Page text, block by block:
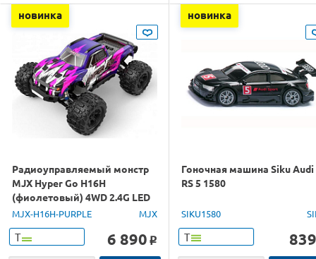
новинка
Радиоуправляемый монстр
MJX Hyper Go H16H
(фиолетовый) 4WD 2.4G LED
GPS 1/16 RTR
MJX-H16H-PURPLE MJX
Т 6 890 o
новинка
Гоночная машина Siku Audi
RS 5 1580
SIKU1580
Т 839